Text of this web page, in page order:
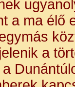
a ma élő
a